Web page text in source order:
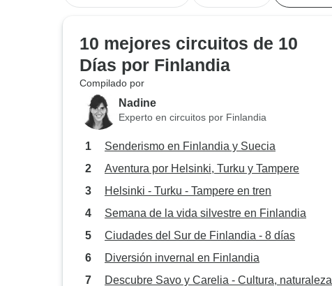
10 mejores circuitos de 10
Días por Finlandia
Compilado por
Nadine
Experto en circuitos por Finlandia
Senderismo en Finlandia y Suecia
Aventura por Helsinki, Turku y Tampere
Helsinki - Turku - Tampere en tren
Semana de la vida silvestre en Finlandia
Ciudades del Sur de Finlandia - 8 días
Diversión invernal en Finlandia
Descubre Savo y Carelia - Cultura, naturaleza